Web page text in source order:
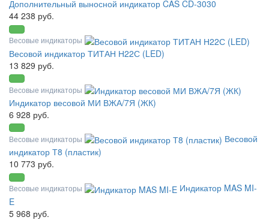
Дополнительный выносной индикатор CAS CD-3030
44 238 руб.
Весовые индикаторы
Весовой индикатор ТИТАН Н22С (LED)
13 829 руб.
Весовые индикаторы
Индикатор весовой МИ ВЖА/7Я (ЖК)
6 928 руб.
Весовые индикаторы
Весовой
индикатор Т8 (пластик)
10 773 руб.
Весовые индикаторы
Индикатор MAS MI-
E
5 968 руб.